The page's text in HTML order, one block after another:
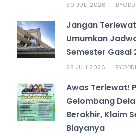
30 JULI 2026 BY
Jangan
Umumkan
Semester Gasal
28 JULI 2026 BY
Awas Terlewat!
Gelombang
Berakhir, Klaim
Biayanya